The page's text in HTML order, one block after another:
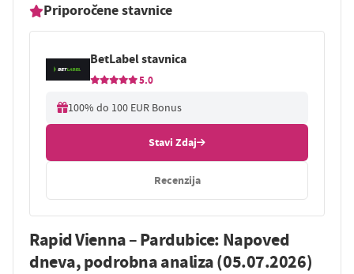
Priporočene stavnice
BetLabel stavnica
5.0
100% do 100 EUR Bonus
Stavi Zdaj
Recenzija
Rapid Vienna – Pardubice: Napoved
dneva, podrobna analiza (05.07.2026)